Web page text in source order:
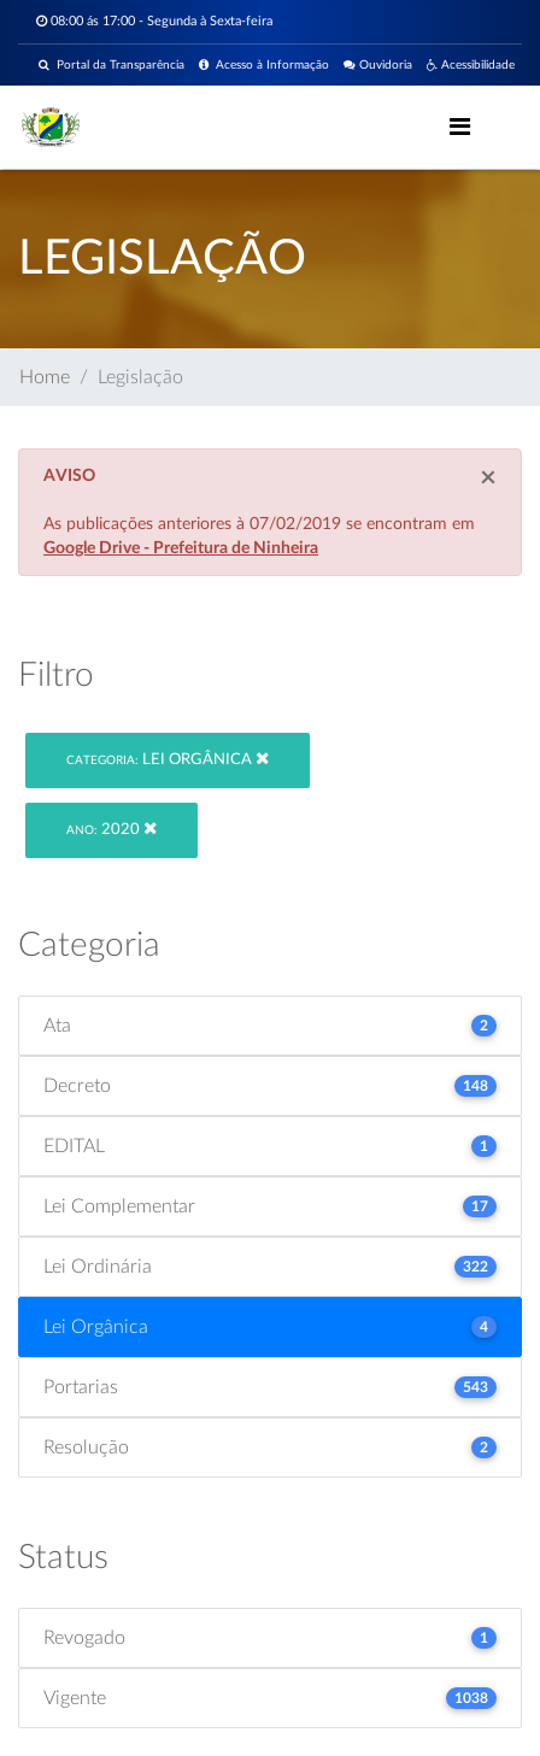
08:00 ás 17:00 - Segunda à Sexta-feira
Acessibilidade
Ouvidoria
Acesso à Informação
Portal da Transparência
LEGISLAÇÃO
Home Legislação
×
AVISO
As publicações anteriores à 07/02/2019 se encontram em
Google Drive - Prefeitura de Ninheira
Filtro
CATEGORIA: LEI ORGÂNICA
ANO: 2020
Categoria
Ata 2
Decreto 148
EDITAL 1
Lei Complementar 17
Lei Ordinária 322
Lei Orgânica 4
Portarias 543
Resolução 2
Status
Revogado 1
Vigente 1038